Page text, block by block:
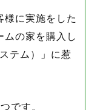
様に実施をした
ムの家を購入し
テム）」に惹
です。